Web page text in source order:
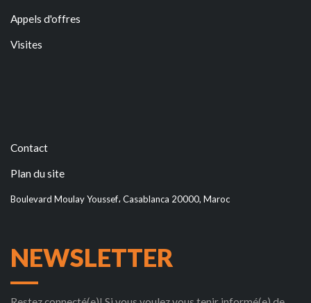
Appels d'offres
Visites
Contact
Plan du site
Boulevard Moulay Youssef، Casablanca 20000, Maroc
NEWSLETTER